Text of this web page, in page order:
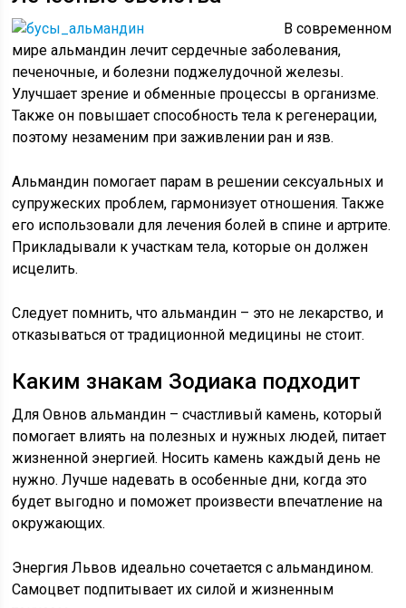
В современном
мире альмандин лечит сердечные заболевания,
печеночные, и болезни поджелудочной железы.
Улучшает зрение и обменные процессы в организме.
Также он повышает способность тела к регенерации,
поэтому незаменим при заживлении ран и язв.
Альмандин помогает парам в решении сексуальных и
супружеских проблем, гармонизует отношения. Также
его использовали для лечения болей в спине и артрите.
Прикладывали к участкам тела, которые он должен
исцелить.
Следует помнить, что альмандин – это не лекарство, и
отказываться от традиционной медицины не стоит.
Каким знакам Зодиака подходит
Для Овнов альмандин – счастливый камень, который
помогает влиять на полезных и нужных людей, питает
жизненной энергией. Носить камень каждый день не
нужно. Лучше надевать в особенные дни, когда это
будет выгодно и поможет произвести впечатление на
окружающих.
Энергия Львов идеально сочетается с альмандином.
Самоцвет подпитывает их силой и жизненным